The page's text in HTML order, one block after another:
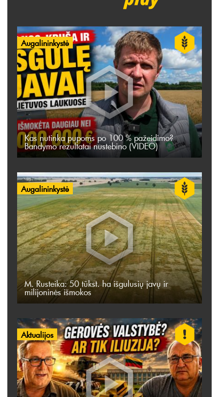
Augalininkystė
Kas nutinka pupoms po 100 % pažeidimo?
Bandymo rezultatai nustebino (VIDEO)
Augalininkystė
M. Rusteika: 50 tūkst. ha išgulusių javų ir
milijoninės išmokos
Aktualijos